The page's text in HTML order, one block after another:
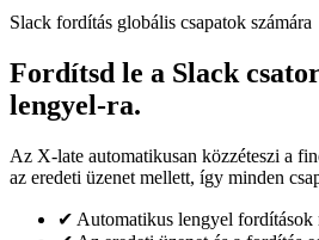
Slack fordítás globális csapatok számára
Fordítsd le a Slack
lengyel-ra.
Az X-late automatikusan közzéteszi a
az eredeti üzenet mellett, így minden
✔ Automatikus lengyel fordítások